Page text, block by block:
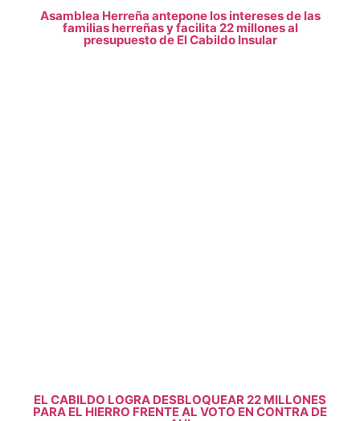
Asamblea Herreña antepone los intereses de las
familias herreñas y facilita 22 millones al
presupuesto de El Cabildo Insular
EL CABILDO LOGRA DESBLOQUEAR 22 MILLONES
PARA EL HIERRO FRENTE AL VOTO EN CONTRA DE